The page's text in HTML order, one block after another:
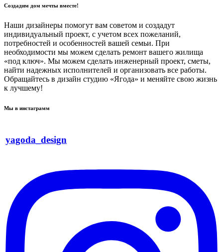
Создадим дом мечты вместе!
Наши дизайнеры помогут вам советом и создадут
индивидуальный проект, с учетом всех пожеланий,
потребностей и особенностей вашей семьи. При
необходимости мы можем сделать ремонт вашего жилища
«под ключ». Мы можем сделать инженерный проект, сметы,
найти надежных исполнителей и организовать все работы.
Обращайтесь в дизайн студию «Ягода» и меняйте свою жизнь
к лучшему!
Мы в инстаграмм
yagoda_design